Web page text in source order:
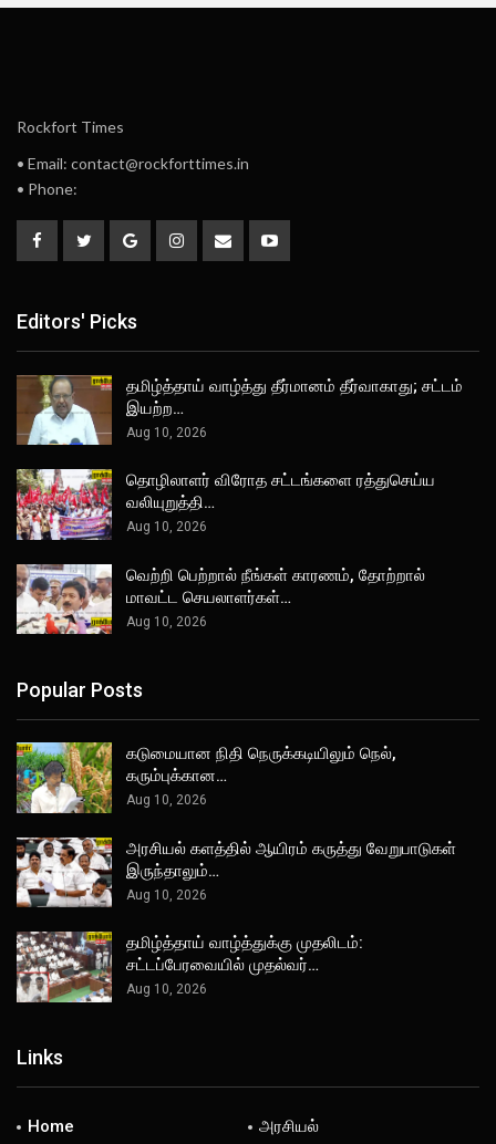
Rockfort Times
• Email: contact@rockforttimes.in
• Phone:
Editors' Picks
தமிழ்த்தாய் வாழ்த்து தீர்மானம் தீர்வாகாது; சட்டம்
இயற்ற…
Aug 10, 2026
தொழிலாளர் விரோத சட்டங்களை ரத்துசெய்ய
வலியுறுத்தி…
Aug 10, 2026
வெற்றி பெற்றால் நீங்கள் காரணம், தோற்றால்
மாவட்ட செயலாளர்கள்…
Aug 10, 2026
Popular Posts
கடுமையான நிதி நெருக்கடியிலும் நெல்,
கரும்புக்கான…
Aug 10, 2026
அரசியல் களத்தில் ஆயிரம் கருத்து வேறுபாடுகள்
இருந்தாலும்…
Aug 10, 2026
தமிழ்த்தாய் வாழ்த்துக்கு முதலிடம்:
சட்டப்பேரவையில் முதல்வர்…
Aug 10, 2026
Links
Home அரசியல்